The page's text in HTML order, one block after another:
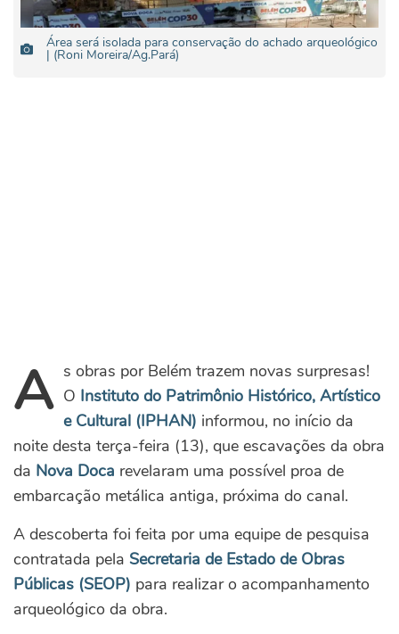
Área será isolada para conservação do achado arqueológico
| (Roni Moreira/Ag.Pará)
A s obras por Belém trazem novas surpresas!
O Instituto do Patrimônio Histórico, Artístico
e Cultural (IPHAN) informou, no início da
noite desta terça-feira (13), que escavações da obra
da Nova Doca revelaram uma possível proa de
embarcação metálica antiga, próxima do canal.
A descoberta foi feita por uma equipe de pesquisa
contratada pela Secretaria de Estado de Obras
Públicas (SEOP) para realizar o acompanhamento
arqueológico da obra.